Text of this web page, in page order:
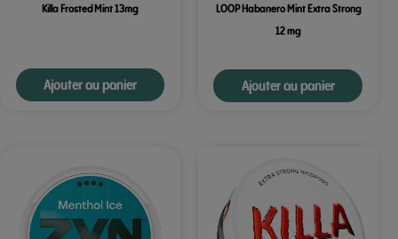
Killa Frosted Mint 13mg
Ajouter au panier
LOOP Habanero Mint Extra Strong
12 mg
Ajouter au panier